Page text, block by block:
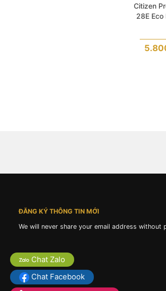
Citizen
28E
Chat Zalo
Chat Facebook
ĐĂNG KÝ THÔNG TIN MỚI
We will never share your email address without